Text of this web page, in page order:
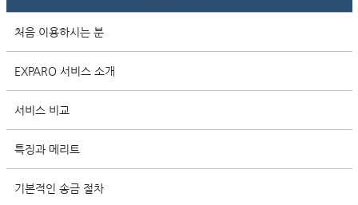
처음 이용하시는 분
EXPARO 서비스 소개
서비스 비교
특징과 메리트
기본적인 송금 절차